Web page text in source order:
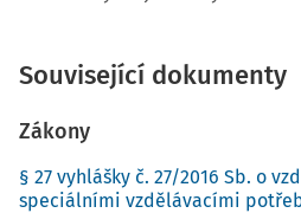
Související dokumenty
Zákony
§ 27 vyhlášky č. 27/2016 Sb. o
speciálními vzdělávacími